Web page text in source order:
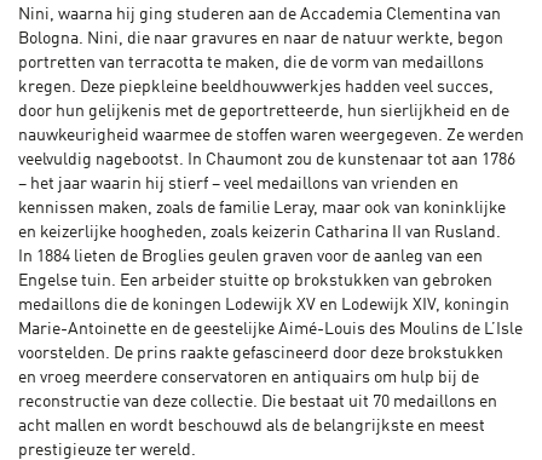
Nini, waarna hij ging studeren aan de Accademia Clementina van
Bologna. Nini, die naar gravures en naar de natuur werkte, begon
portretten van terracotta te maken, die de vorm van medaillons
kregen. Deze piepkleine beeldhouwwerkjes hadden veel succes,
door hun gelijkenis met de geportretteerde, hun sierlijkheid en de
nauwkeurigheid waarmee de stoffen waren weergegeven. Ze werden
veelvuldig nagebootst. In Chaumont zou de kunstenaar tot aan 1786
– het jaar waarin hij stierf – veel medaillons van vrienden en
kennissen maken, zoals de familie Leray, maar ook van koninklijke
en keizerlijke hoogheden, zoals keizerin Catharina II van Rusland.
In 1884 lieten de Broglies geulen graven voor de aanleg van een
Engelse tuin. Een arbeider stuitte op brokstukken van gebroken
medaillons die de koningen Lodewijk XV en Lodewijk XIV, koningin
Marie-Antoinette en de geestelijke Aimé-Louis des Moulins de L’Isle
voorstelden. De prins raakte gefascineerd door deze brokstukken
en vroeg meerdere conservatoren en antiquairs om hulp bij de
reconstructie van deze collectie. Die bestaat uit 70 medaillons en
acht mallen en wordt beschouwd als de belangrijkste en meest
prestigieuze ter wereld.